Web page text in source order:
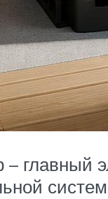
– главный